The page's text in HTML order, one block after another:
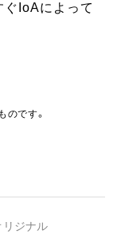
ぐIoAによって
です。
リジナル